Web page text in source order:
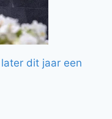
dit jaar een